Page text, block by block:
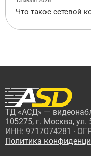
Что такое сетевой
ТД «АСД» —
105275, г. Москва,
ИНН: 9717074281 ·
Политика